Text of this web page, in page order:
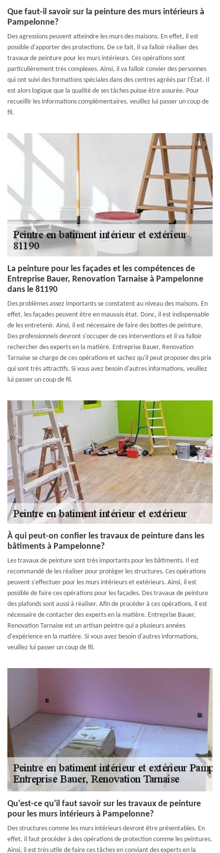
Que faut-il savoir sur la peinture des murs intérieurs à
Pampelonne?
Des agressions peuvent atteindre les murs des maisons. En effet, il est
possible d'apporter des protections. De ce fait, il va falloir réaliser des
travaux de peinture pour les murs intérieurs. Ces opérations sont
particulièrement très complexes. Ainsi, il va falloir convier des personnes
qui ont suivi des formations spéciales dans des centres agréés par l'État. Il
est alors logique que la qualité de ses tâches puisse être assurée. Pour
recueillir les informations complémentaires, veuillez lui passer un coup de
fil.
La peinture pour les façades et les compétences de
Entreprise Bauer, Renovation Tarnaise à Pampelonne
dans le 81190
Des problèmes assez importants se constatent au niveau des maisons. En
effet, les façades peuvent être en mauvais état. Donc, il est indispensable
de les entretenir. Ainsi, il est nécessaire de faire des bottes de peinture.
Des professionnels devront s'occuper de ces interventions et il va falloir
rechercher des experts en la matière. Entreprise Bauer, Renovation
Tarnaise se charge de ces opérations et sachez qu'il peut proposer des prix
qui sont très attractifs. Si vous avez besoin d'autres informations, veuillez
lui passer un coup de fil.
À qui peut-on confier les travaux de peinture dans les
bâtiments à Pampelonne?
Les travaux de peinture sont très importants pour les bâtiments. Il est
recommandé de les réaliser pour protéger les structures. Ces opérations
peuvent s'effectuer pour les murs intérieurs et extérieurs. Ainsi, il est
possible de faire ces opérations pour les façades. Des travaux de peinture
des plafonds sont aussi à réaliser. Afin de procéder à ces opérations, il est
nécessaire de contacter des experts en la matière. Entreprise Bauer,
Renovation Tarnaise est un artisan peintre qui a plusieurs années
d'expérience en la matière. Si vous avez besoin d'autres informations,
veuillez lui passer un coup de fil.
Qu'est-ce qu'il faut savoir sur les travaux de peinture
pour les murs intérieurs à Pampelonne?
Des structures comme les murs intérieurs devront être présentables. En
effet, il faut procéder à des opérations de protection comme les peintures.
Ainsi, il est très utile de faire ces tâches en conviant des experts en la